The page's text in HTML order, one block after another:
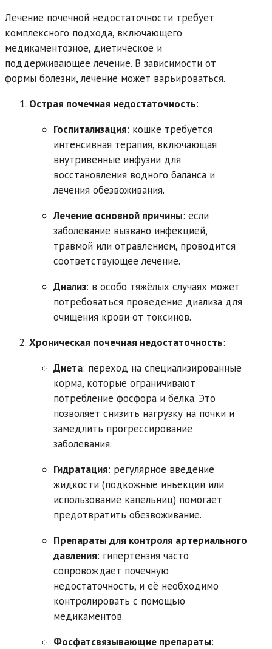
Лечение почечной недостаточности требует
комплексного подхода, включающего
медикаментозное, диетическое и
поддерживающее лечение. В зависимости от
формы болезни, лечение может варьироваться.
Острая почечная недостаточность:
Госпитализация: кошке требуется
интенсивная терапия, включающая
внутривенные инфузии для
восстановления водного баланса и
лечения обезвоживания.
Лечение основной причины: если
заболевание вызвано инфекцией,
травмой или отравлением, проводится
соответствующее лечение.
Диализ: в особо тяжёлых случаях может
потребоваться проведение диализа для
очищения крови от токсинов.
Хроническая почечная недостаточность:
Диета: переход на специализированные
корма, которые ограничивают
потребление фосфора и белка. Это
позволяет снизить нагрузку на почки и
замедлить прогрессирование
заболевания.
Гидратация: регулярное введение
жидкости (подкожные инъекции или
использование капельниц) помогает
предотвратить обезвоживание.
Препараты для контроля артериального
давления: гипертензия часто
сопровождает почечную
недостаточность, и её необходимо
контролировать с помощью
медикаментов.
Фосфатсвязывающие препараты: